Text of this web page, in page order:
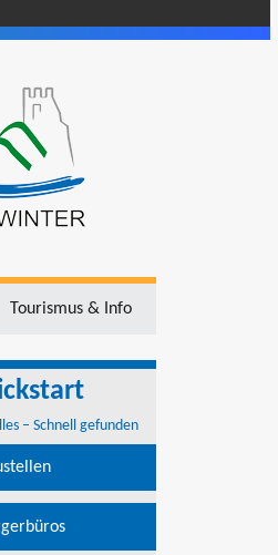
Tourismus & Info
– Schnell gefunden